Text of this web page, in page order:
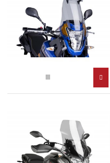
Lekko przyciemniany (H)